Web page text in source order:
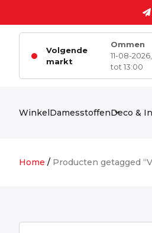
Volgende
markt
Ommen
11-08-2026,
tot 13:00
WinkelDamesstoffenDeco &
Home / Producten getagged